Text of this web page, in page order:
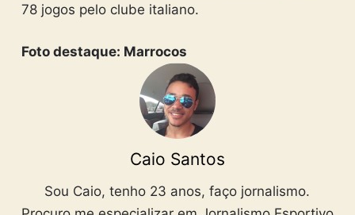
78 jogos pelo clube italiano.
Foto destaque: Marrocos
Caio Santos
Sou Caio, tenho 23 anos, faço jornalismo.